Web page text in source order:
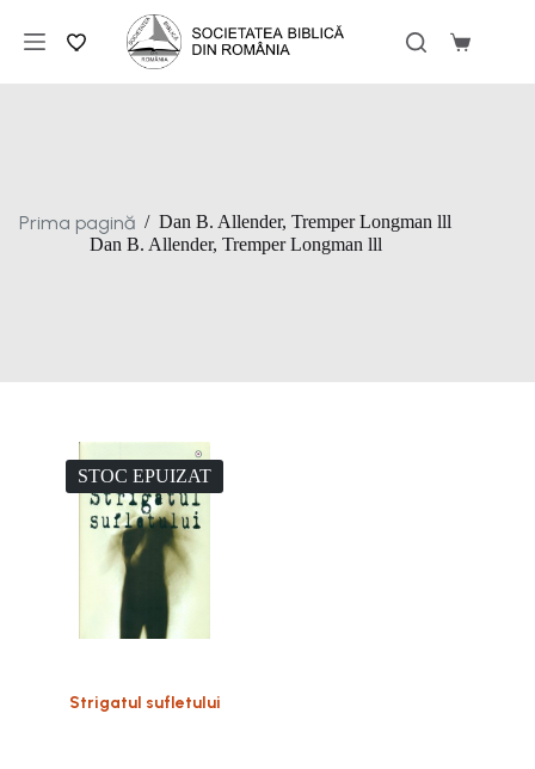
conținut
Coș
Prima pagină / Dan B. Allender, Tremper Longman lll
Dan B. Allender, Tremper Longman lll
STOC EPUIZAT
Strigatul sufletului